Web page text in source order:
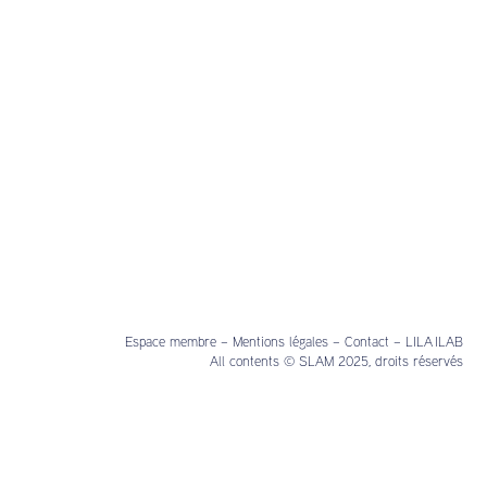
Espace membre– Mentions légales– Contact – LILA ILAB
All contents © SLAM 2025, droits réservés